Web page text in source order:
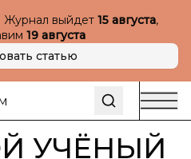
Журнал выйдет 15 августа,
19 августа
статью
УЧЁНЫЙ